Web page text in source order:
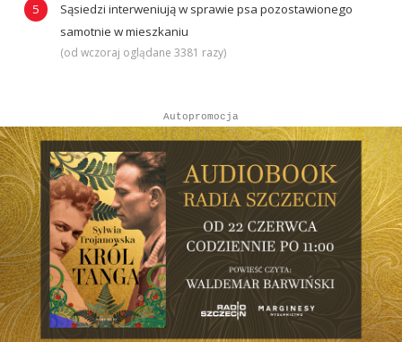
Sąsiedzi interweniują w sprawie psa pozostawionego
samotnie w mieszkaniu
(od wczoraj oglądane 3381 razy)
Autopromocja